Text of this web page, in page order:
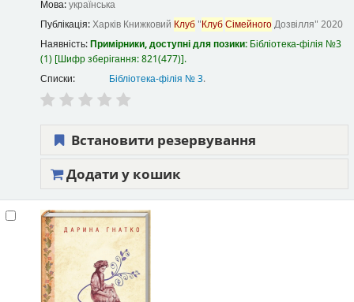
Мова:українська
Публікація:Харків Книжковий Клуб"КлубСімейногоДозвілля" 2020
Наявність:Примірники, доступні для позики: Бібліотека-філія №3
(1) Шифр зберігання:821(477) .
Списки:
Бібліотека-філія № 3.
Встановити резервування
Додати у кошик